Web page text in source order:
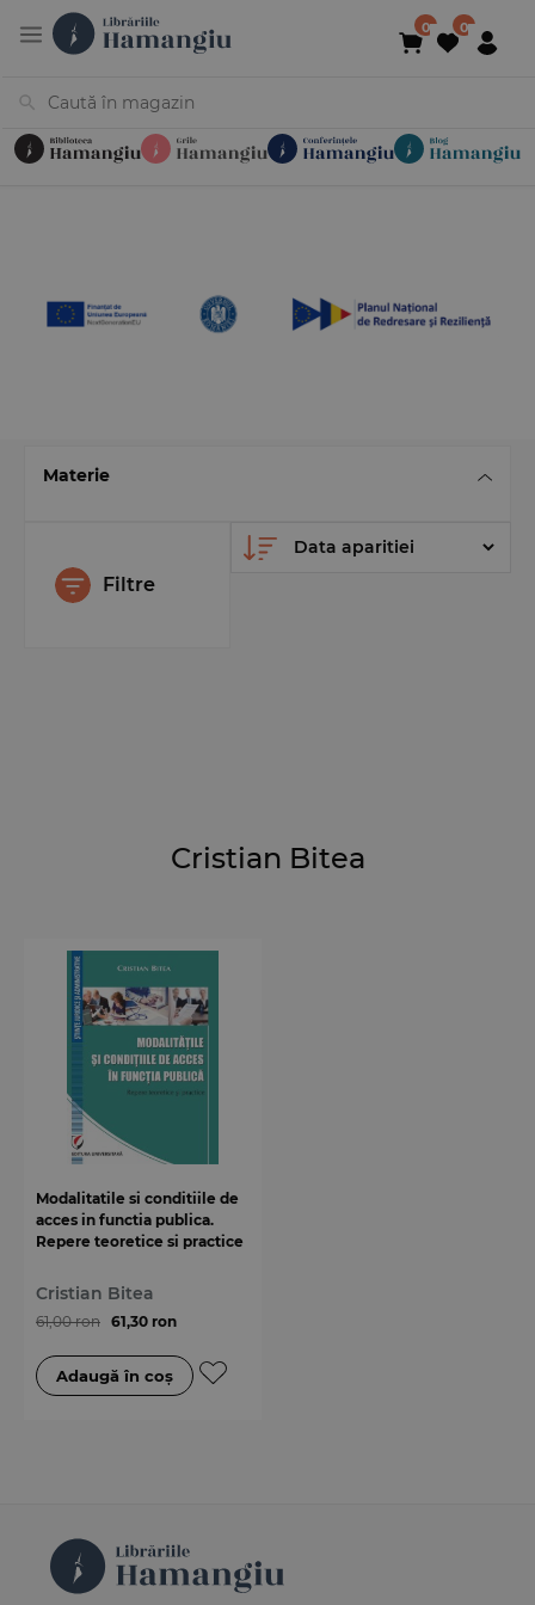
Materie
Filtre
Cristian Bitea
Modalitatile si conditiile de
acces in functia publica.
Repere teoretice si practice
Cristian Bitea
61,00 ron 61,30 ron